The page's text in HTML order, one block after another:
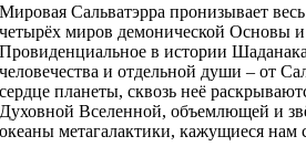
Мировая Сальватэрра пронизывает
четырёх миров демонической Основы
Провиденциальное в истории
человечества и отдельной души – от
сердце планеты, сквозь неё
Духовной Вселенной, объемлющей и
океаны метагалактики, кажущиеся